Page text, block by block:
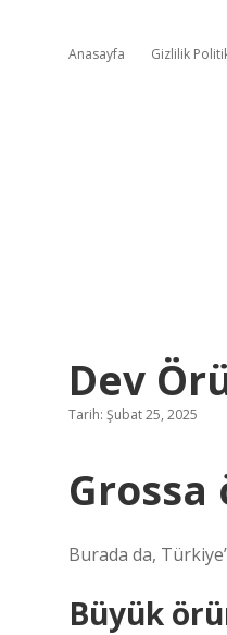
Anasayfa Gizlilik
Dev
Tarih: Şubat 25, 2025
Burada da,
Büyük